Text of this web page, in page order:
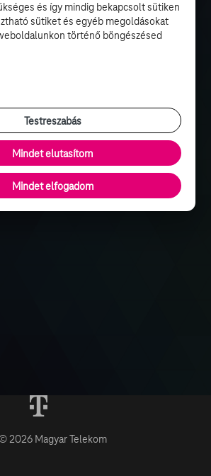
© 2026 Magyar Telekom
és így mindig bekapcsolt sütiken
sütiket és egyéb megoldásokat
történő böngészésed
Testreszabás
Mindet elutasítom
Mindet elfogadom